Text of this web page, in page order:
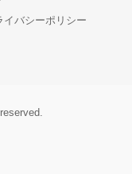
イバシーポリシー